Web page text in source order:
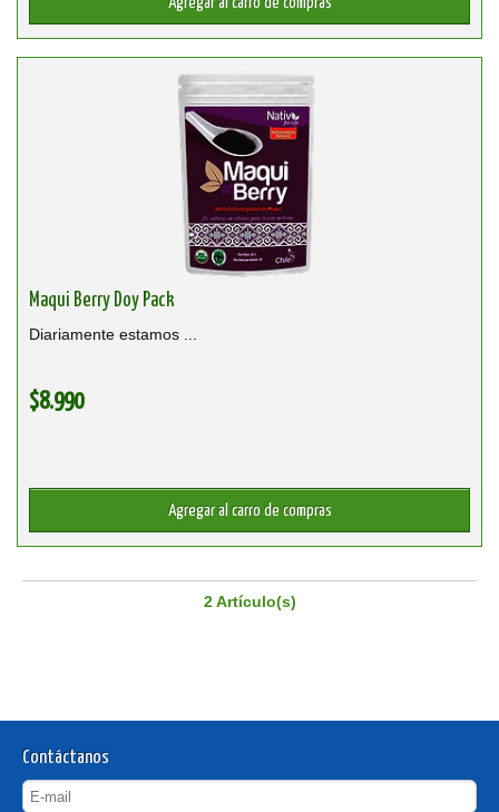
Maqui Berry Doy Pack
Diariamente estamos ...
$8.990
2 Artículo(s)
Contáctanos